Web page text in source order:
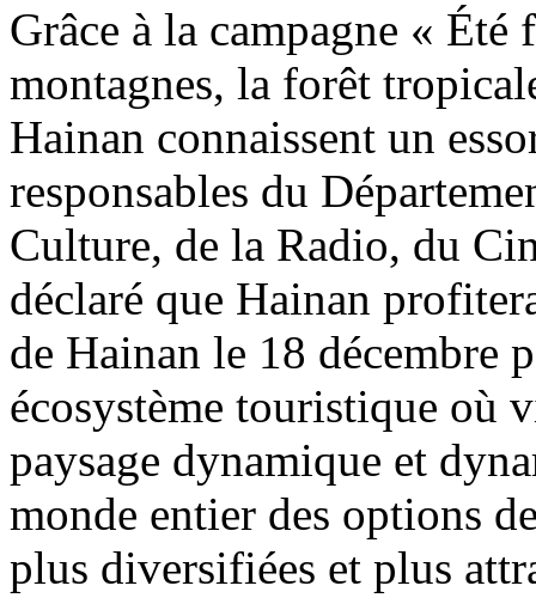
Grâce à la campagne « Été
montagnes, la forêt
Hainan connaissent un
responsables du
Culture, de la Radio, du
déclaré que Hainan
de Hainan le 18 décembre
écosystème touristique où
paysage dynamique et
monde entier des options
plus diversifiées et plus